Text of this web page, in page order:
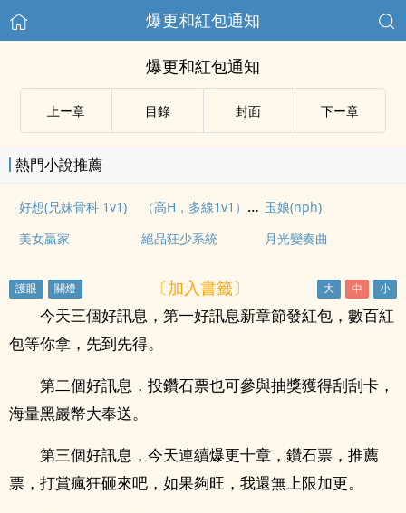
爆更和紅包通知
爆更和紅包通知
上ー章 目錄 封面 下ー章
熱門小說推薦
好想(兄妹骨科 1v1) （高H，多線1v1）在大巴上，被男同學發現的秘密…… 玉娘(nph)
美女贏家
絕品狂少系統 月光變奏曲
〔加入書籤〕
今天三個好訊息，第一好訊息新章節發紅包，數百紅
包等你拿，先到先得。
第二個好訊息，投鑽石票也可參與抽獎獲得刮刮卡，
海量黑巖幣大奉送。
第三個好訊息，今天連續爆更十章，鑽石票，推薦
票，打賞瘋狂砸來吧，如果夠旺，我還無上限加更。